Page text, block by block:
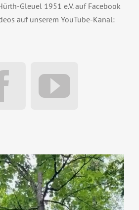
Gleuel 1951 e.V. auf Facebook
auf unserem YouTube-Kanal: